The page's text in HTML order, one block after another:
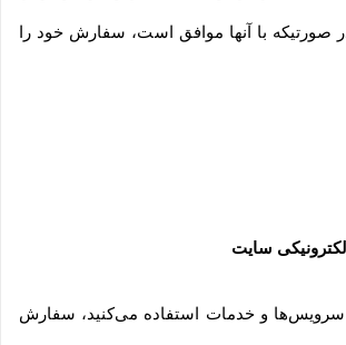
صورتیکه با آنها موافق است، سفارش خود را
سایت
سرویس‌‏ها و خدمات استفاده می‏‌کنید، سفارش